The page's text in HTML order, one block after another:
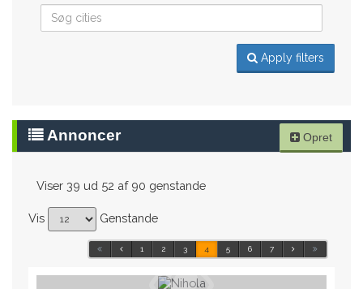
Apply filters
Annoncer Opret
Viser 39 ud 52 af 90 genstande
Vis Genstande
1 2 3 4 5 6 7